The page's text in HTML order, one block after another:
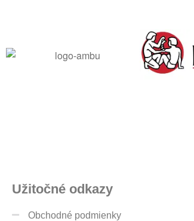
Užitočné odkazy
Obchodné podmienky